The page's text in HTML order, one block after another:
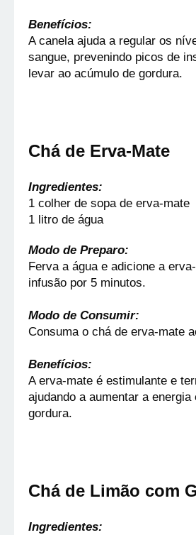
Benefícios:
A canela ajuda a regular os
sangue, prevenindo picos de
levar ao acúmulo de gordura.
Chá de Erva-Mate
Ingredientes:
1 colher de sopa de erva-mate
1 litro de água
Modo de Preparo:
Ferva a água e adicione a
infusão por 5 minutos.
Modo de Consumir:
Consuma o chá de erva-mate
Benefícios:
A erva-mate é estimulante e
ajudando a aumentar a energia
gordura.
Chá de Limão com
Ingredientes: